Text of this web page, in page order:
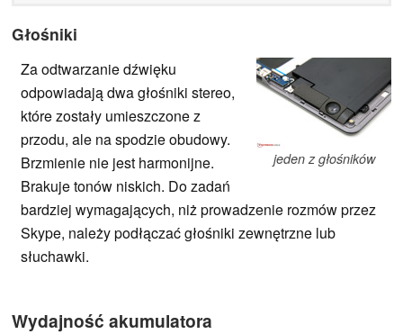
Głośniki
jeden z głośników
Za odtwarzanie dźwięku
odpowiadają dwa głośniki stereo,
które zostały umieszczone z
przodu, ale na spodzie obudowy.
Brzmienie nie jest harmonijne.
Brakuje tonów niskich. Do zadań
bardziej wymagających, niż prowadzenie rozmów przez
Skype, należy podłączać głośniki zewnętrzne lub
słuchawki.
Wydajność akumulatora